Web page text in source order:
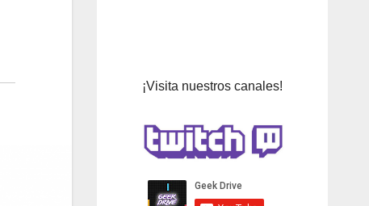
¡Visita nuestros canales!